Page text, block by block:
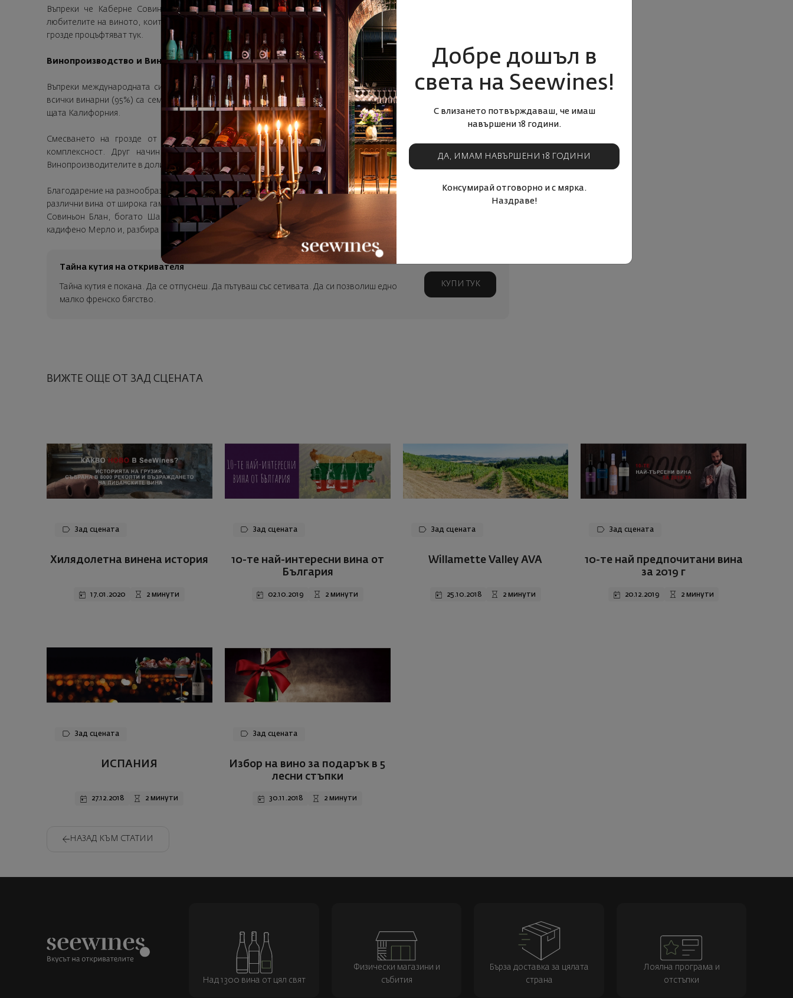
Въпреки че Каберне Совиньон и Шардоне са най-широко засадени, долината Напа има много изненади за
любителите на виното, които търсят и разнообразие. От Albarino до Zinfandel - повече от тридесет различни сорта
грозде процъфтяват тук.
Винопроизводство и Вина
Въпреки международната си известност долината Напа е един от най-малките лозарски райони в света. Почти
всички винарни (95%) са семейни предприятия. Обемът произведено грозде годишно е скромните 4% от обема на
щата Калифорния.
Смесването на грозде от различни парцели обикновенно се прави за получаване на вино с по-голяма
комплексност. Друг начин да се създаде уникално вино е фокусът върху едно място или едно лозе.
Винопроизводителите в долината Напа са станали известни и с двата подхода.
Благодарение на разнообразните почви, климат и топография, винарите в долината Напа са в състояние да правят
различни вина от широка гама сортове. Всички стилове са също застъпени: Пенливи вина по метода Шампан, свеж
Совиньон Блан, богато Шардоне, копринено-съблазнителен Пино Ноар, плътен и пикантен Зинфандел, зряло,
кадифено Мерло и, разбира се, световно известеното Каберне Совиньон на Напа.
Тайна кутия на откривателя
Тайна кутия е покана. Да се отпуснеш. Да пътуваш със сетивата. Да си позволиш едно
малко френско бягство.
КУПИ ТУК
ВИЖТЕ ОЩЕ ОТ ЗАД СЦЕНАТА
Зад сцената
Хилядолетна винена история
17.01.2020 2 минути
Зад сцената
10-те най-интересни вина от
България
02.10.2019 2 минути
Зад сцената
Willamette Valley AVA
25.10.2018 2 минути
Зад сцената
10-те най предпочитани вина
за 2019 г
20.12.2019 2 минути
Зад сцената
ИСПАНИЯ
27.12.2018 2 минути
Зад сцената
Избор на вино за подарък в 5
лесни стъпки
30.11.2018 2 минути
НАЗАД КЪМ СТАТИИ
Добре дошъл в
света на Seewines!
С влизането потвърждаваш, че имаш
навършени 18 години.
ДА, ИМАМ НАВЪРШЕНИ 18 ГОДИНИ
Консумирай отговорно и с мярка.
Наздраве!
Над 1300 вина от цял свят
Физически магазини и
събития
Бърза доставка за цялата
страна
Лоялна програма и
отстъпки